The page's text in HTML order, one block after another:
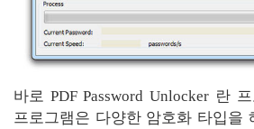
바로 PDF Password Unlocker 란
프로그램은 다양한 암호화 타입을